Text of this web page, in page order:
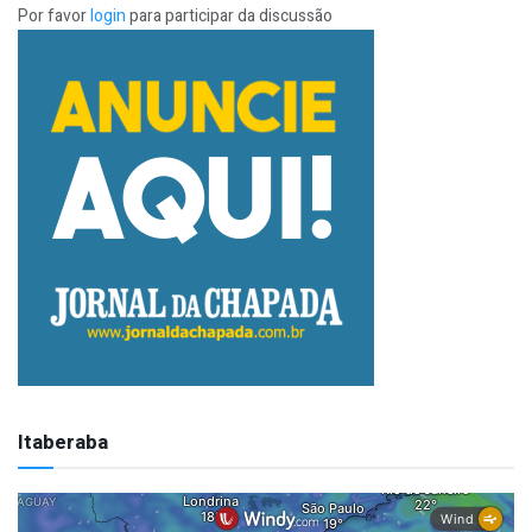
Por favorloginpara participar da discussão
Itaberaba